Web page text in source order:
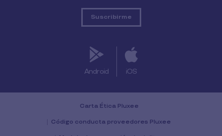
Android iOS
Carta Ética Pluxee
Código conducta proveedores Pluxee